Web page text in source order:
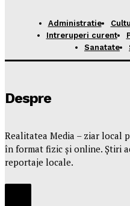
Administratie
Intreruperi curent
Sanatate
Despre
Realitatea Media – ziar local
în format fizic și online. Știri
reportaje locale.